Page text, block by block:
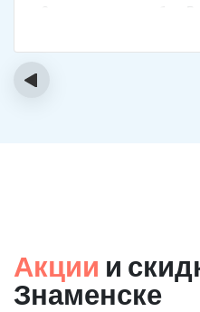
3 года поставили рубеж.
‹
Акции и
Знаменске